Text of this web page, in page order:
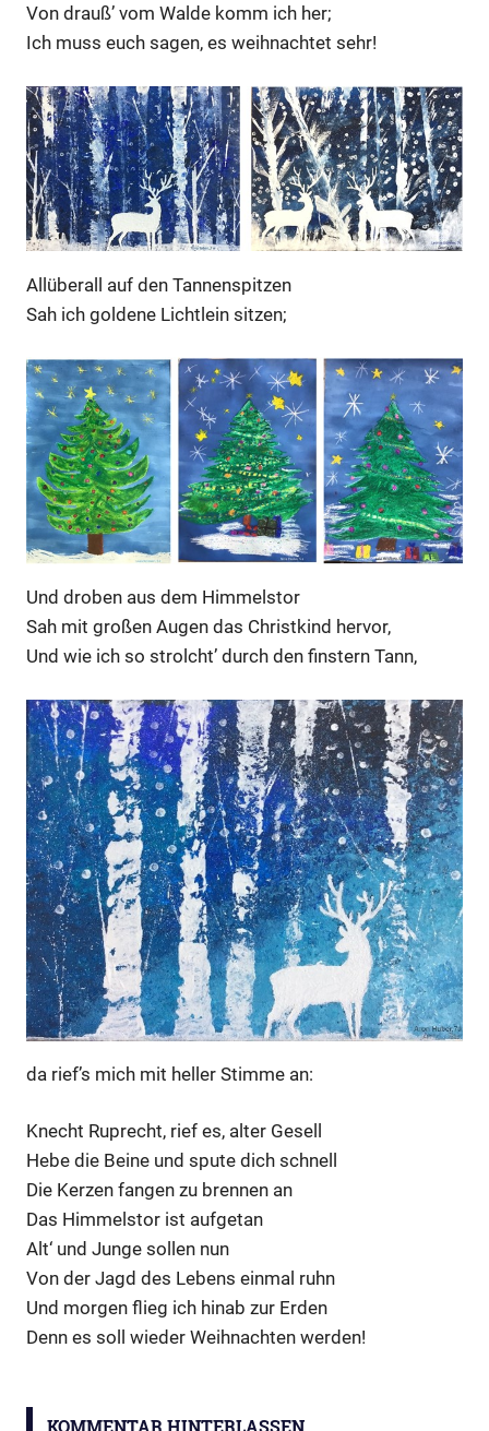
Von drauß’ vom Walde komm ich her;
Ich muss euch sagen, es weihnachtet sehr!
Allüberall auf den Tannenspitzen
Sah ich goldene Lichtlein sitzen;
Und droben aus dem Himmelstor
Sah mit großen Augen das Christkind hervor,
Und wie ich so strolcht’ durch den finstern Tann,
da rief’s mich mit heller Stimme an:
Knecht Ruprecht, rief es, alter Gesell
Hebe die Beine und spute dich schnell
Die Kerzen fangen zu brennen an
Das Himmelstor ist aufgetan
Alt‘ und Junge sollen nun
Von der Jagd des Lebens einmal ruhn
Und morgen flieg ich hinab zur Erden
Denn es soll wieder Weihnachten werden!
KOMMENTAR HINTERLASSEN